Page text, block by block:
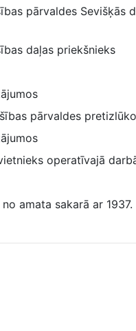
pārvaldes
daļas priekšnieks
pārvaldes
operatīvajā
amata sakarā ar